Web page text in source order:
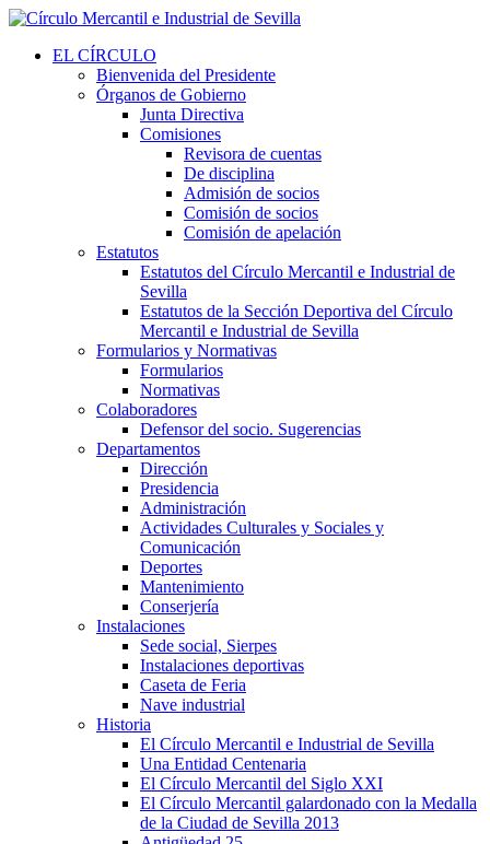
EL CÍRCULO
Bienvenida del Presidente
Órganos de Gobierno
Junta Directiva
Comisiones
Revisora de cuentas
De disciplina
Admisión de socios
Comisión de socios
Comisión de apelación
Estatutos
Estatutos del Círculo Mercantil e Industrial de
Sevilla
Estatutos de la Sección Deportiva del Círculo
Mercantil e Industrial de Sevilla
Formularios y Normativas
Formularios
Normativas
Colaboradores
Defensor del socio. Sugerencias
Departamentos
Dirección
Presidencia
Administración
Actividades Culturales y Sociales y
Comunicación
Deportes
Mantenimiento
Conserjería
Instalaciones
Sede social, Sierpes
Instalaciones deportivas
Caseta de Feria
Nave industrial
Historia
El Círculo Mercantil e Industrial de Sevilla
Una Entidad Centenaria
El Círculo Mercantil del Siglo XXI
El Círculo Mercantil galardonado con la Medalla
de la Ciudad de Sevilla 2013